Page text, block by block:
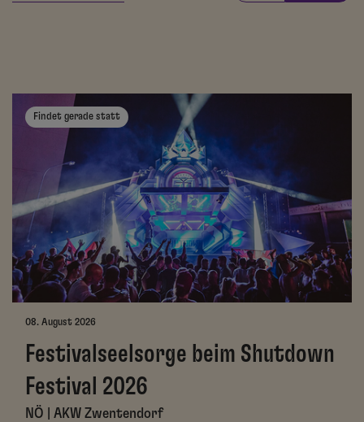
Findet gerade statt
08. August 2026
Festivalseelsorge beim Shutdown
Festival 2026
NÖ | AKW Zwentendorf